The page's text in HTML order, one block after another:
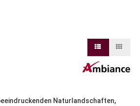
Naturlandschaften,